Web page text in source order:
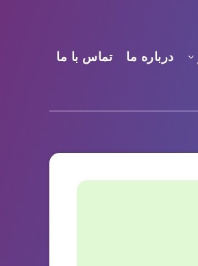
درباره ما تماس با ما